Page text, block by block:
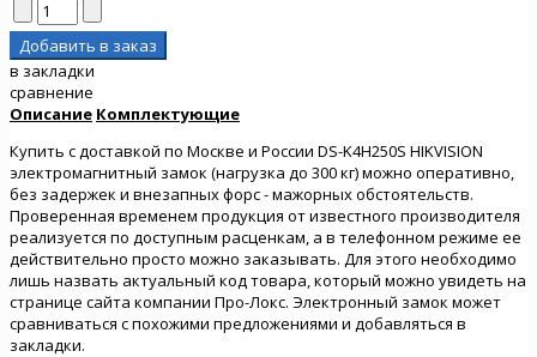
в закладки
сравнение
Описание Комплектующие
Купить с доставкой по Москве и России DS-K4H250S HIKVISION
электромагнитный замок (нагрузка до 300 кг) можно оперативно,
без задержек и внезапных форс - мажорных обстоятельств.
Проверенная временем продукция от известного производителя
реализуется по доступным расценкам, а в телефонном режиме ее
действительно просто можно заказывать. Для этого необходимо
лишь назвать актуальный код товара, который можно увидеть на
странице сайта компании Про-Локс. Электронный замок может
сравниваться с похожими предложениями и добавляться в
закладки.